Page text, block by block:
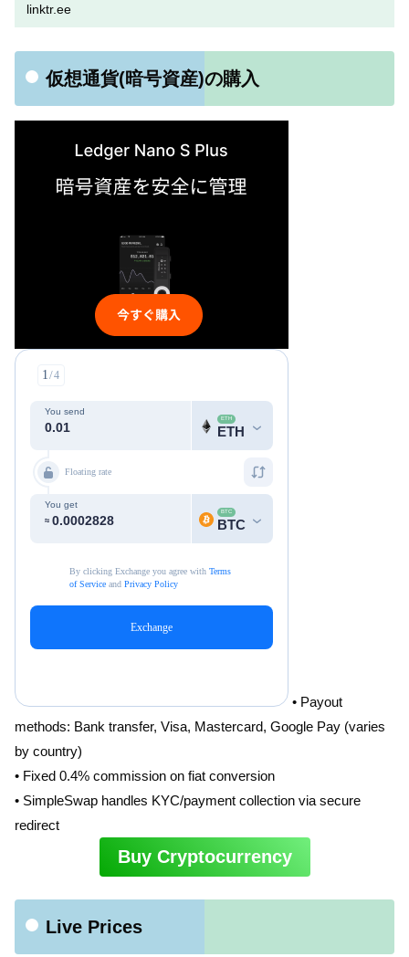
linktr.ee
仮想通貨(暗号資産)の購入
• Payout
methods: Bank transfer, Visa, Mastercard, Google Pay (varies
by country)
• Fixed 0.4% commission on fiat conversion
• SimpleSwap handles KYC/payment collection via secure
redirect
Buy Cryptocurrency
Live Prices